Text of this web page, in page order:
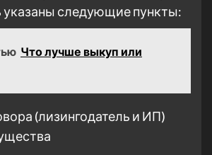
следующие пункты:
Что лучше выкуп или
(лизингодатель и ИП)